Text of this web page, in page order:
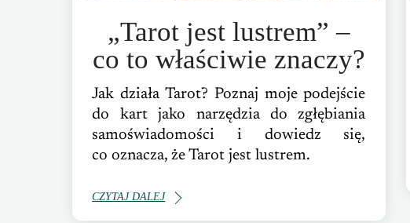
„Tarot jest lustrem” –
co to właściwie znaczy?
Jak działa Tarot? Poznaj moje podejście
do kart jako narzędzia do zgłębiania
samoświadomości i dowiedz się,
co oznacza, że Tarot jest lustrem.
CZYTAJ DALEJ